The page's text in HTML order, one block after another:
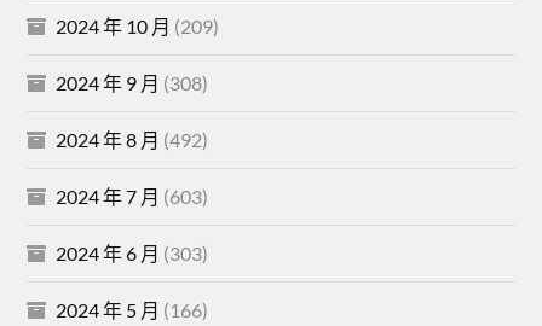
2024 年 10 月 (209)
2024 年 9 月 (308)
2024 年 8 月 (492)
2024 年 7 月 (603)
2024 年 6 月 (303)
2024 年 5 月 (166)